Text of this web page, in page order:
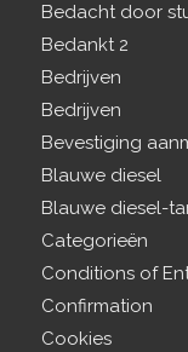
Bedacht door
Bedankt 2
Bedrijven
Bedrijven
Bevestiging
Blauwe diesel
Blauwe diesel-
Categorieën
Conditions of
Confirmation
Cookies